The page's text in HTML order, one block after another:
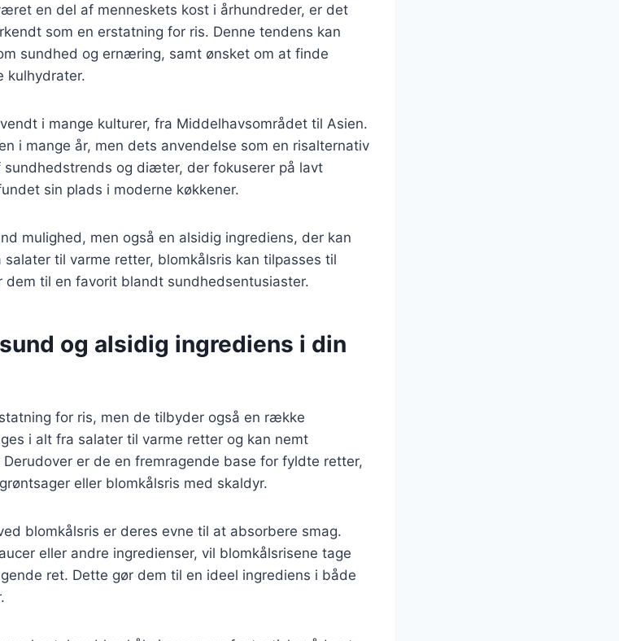
en del af menneskets kost i århundreder, er det
som en erstatning for ris. Denne tendens kan
sundhed og ernæring, samt ønsket om at finde
kulhydrater.
i mange kulturer, fra Middelhavsområdet til Asien.
i mange år, men dets anvendelse som en risalternativ
og diæter, der fokuserer på lavt
sin plads i moderne køkkener.
mulighed, men også en alsidig ingrediens, der kan
til varme retter, blomkålsris kan tilpasses til
til en favorit blandt sundhedsentusiaster.
og alsidig ingrediens i din
for ris, men de tilbyder også en række
i alt fra salater til varme retter og kan nemt
er de en fremragende base for fyldte retter,
eller blomkålsris med skaldyr.
blomkålsris er deres evne til at absorbere smag.
eller andre ingredienser, vil blomkålsrisene tage
ret. Dette gør dem til en ideel ingrediens i både